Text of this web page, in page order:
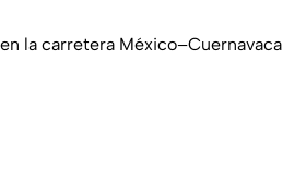
la carretera México–Cuernavaca